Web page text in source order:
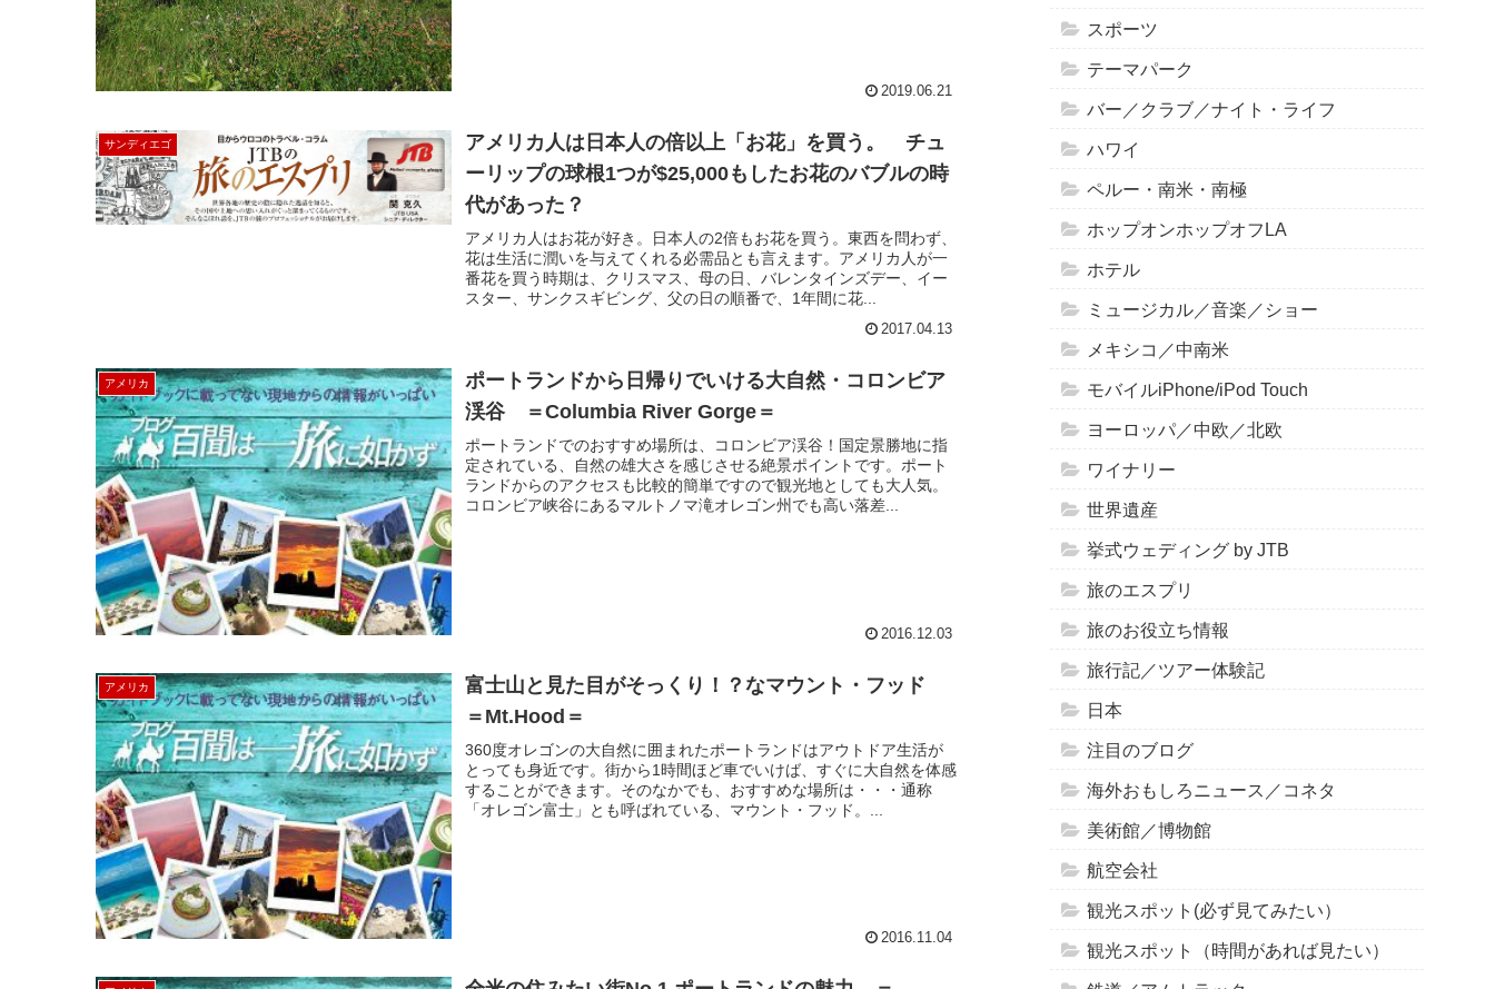
2019.06.21
サンディエゴ
アメリカ人は日本人の倍以上「お花」を買う。 チュ
ーリップの球根1つが$25,000もしたお花のバブルの時
代があった？
アメリカ人はお花が好き。日本人の2倍もお花を買う。東西を問わず、
花は生活に潤いを与えてくれる必需品とも言えます。アメリカ人が一
番花を買う時期は、クリスマス、母の日、バレンタインズデー、イー
スター、サンクスギビング、父の日の順番で、1年間に花...
2017.04.13
アメリカ
ポートランドから日帰りでいける大自然・コロンビア
渓谷 ＝Columbia River Gorge＝
ポートランドでのおすすめ場所は、コロンビア渓谷！国定景勝地に指
定されている、自然の雄大さを感じさせる絶景ポイントです。ポート
ランドからのアクセスも比較的簡単ですので観光地としても大人気。
コロンビア峡谷にあるマルトノマ滝オレゴン州でも高い落差...
2016.12.03
アメリカ
富士山と見た目がそっくり！？なマウント・フッド
＝Mt.Hood＝
360度オレゴンの大自然に囲まれたポートランドはアウトドア生活が
とっても身近です。街から1時間ほど車でいけば、すぐに大自然を体感
することができます。そのなかでも、おすすめな場所は・・・通称
「オレゴン富士」とも呼ばれている、マウント・フッド。...
2016.11.04
スポーツ
テーマパーク
バー／クラブ／ナイト・ライフ
ハワイ
ペルー・南米・南極
ホップオンホップオフLA
ホテル
ミュージカル／音楽／ショー
メキシコ／中南米
モバイルiPhone/iPod Touch
ヨーロッパ／中欧／北欧
ワイナリー
世界遺産
挙式ウェディング by JTB
旅のエスプリ
旅のお役立ち情報
旅行記／ツアー体験記
日本
注目のブログ
海外おもしろニュース／コネタ
美術館／博物館
航空会社
観光スポット(必ず見てみたい）
観光スポット（時間があれば見たい）